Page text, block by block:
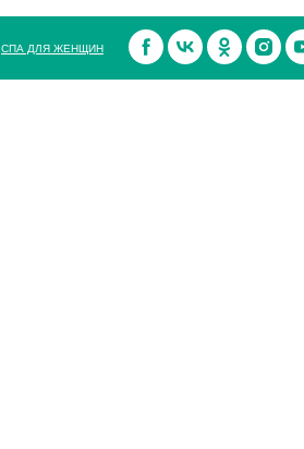
СПА ДЛЯ ЖЕНЩИН